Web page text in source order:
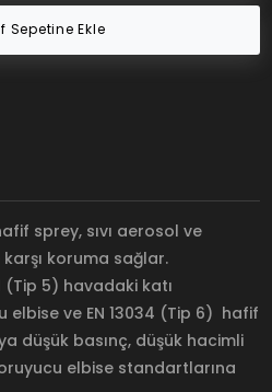
Sepetine Ekle
sprey, sıvı aerosol ve
koruma sağlar.
1 (Tip 5) havadaki katı
elbise ve EN 13034 (Tip 6) hafif
düşük basınç, düşük hacimli
elbise standartlarına